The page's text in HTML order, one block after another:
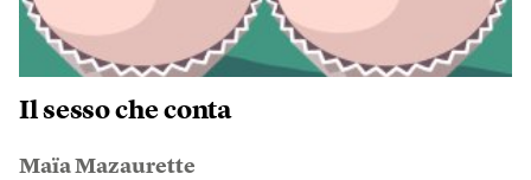
Il sesso che conta
Maïa Mazaurette